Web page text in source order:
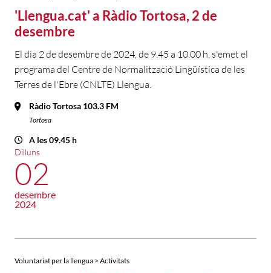
'Llengua.cat' a Ràdio Tortosa, 2 de
desembre
El dia 2 de desembre de 2024, de 9.45 a 10.00 h, s'emet el
programa del Centre de Normalització Lingüística de les
Terres de l'Ebre (CNLTE) Llengua.
Ràdio Tortosa 103.3 FM
Tortosa
A les 09.45 h
Dilluns
02
desembre
2024
Voluntariat per la llengua > Activitats